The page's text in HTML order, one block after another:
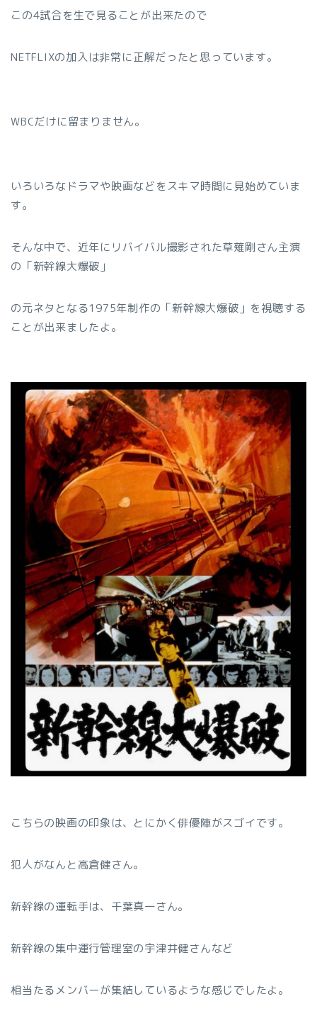
この4試合を生で見ることが出来たので
NETFLIXの加入は非常に正解だったと思っています。
WBCだけに留まりません。
いろいろなドラマや映画などをスキマ時間に見始めていま
す。
そんな中で、近年にリバイバル撮影された草薙剛さん主演
の「新幹線大爆破」
の元ネタとなる1975年制作の「新幹線大爆破」を視聴する
ことが出来ましたよ。
こちらの映画の印象は、とにかく俳優陣がスゴイです。
犯人がなんと高倉健さん。
新幹線の運転手は、千葉真一さん。
新幹線の集中運行管理室の宇津井健さんなど
相当たるメンバーが集結しているような感じでしたよ。